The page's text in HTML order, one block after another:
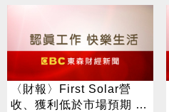
〈財報〉First Solar營
收、獲利低於市場預期 盤